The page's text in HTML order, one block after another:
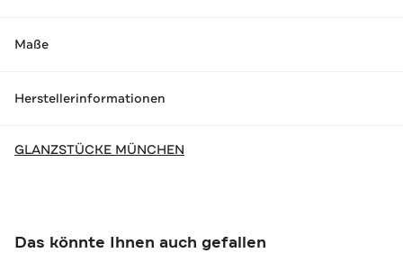
Maße
Herstellerinformationen
GLANZSTÜCKE MÜNCHEN
Das könnte Ihnen auch gefallen